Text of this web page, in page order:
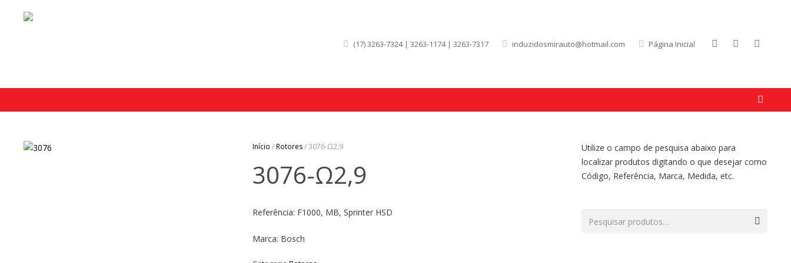
(17) 3263-7324 | 3263-1174 | 3263-7317 induzidosmirauto@hotmail.com Página Inicial
Início /Rotores/ 3076-Ω2,9
3076-Ω2,9
Referência: F1000, MB, Sprinter HSD
Marca: Bosch
Utilize o campo de pesquisa abaixo para
localizar produtos digitando o que desejar como
Código, Referência, Marca, Medida, etc.